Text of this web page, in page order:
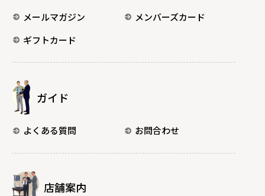
メールマガジン
メンバーズカード
ギフトカード
ガイド
よくある質問 お問合わせ
店舗案内